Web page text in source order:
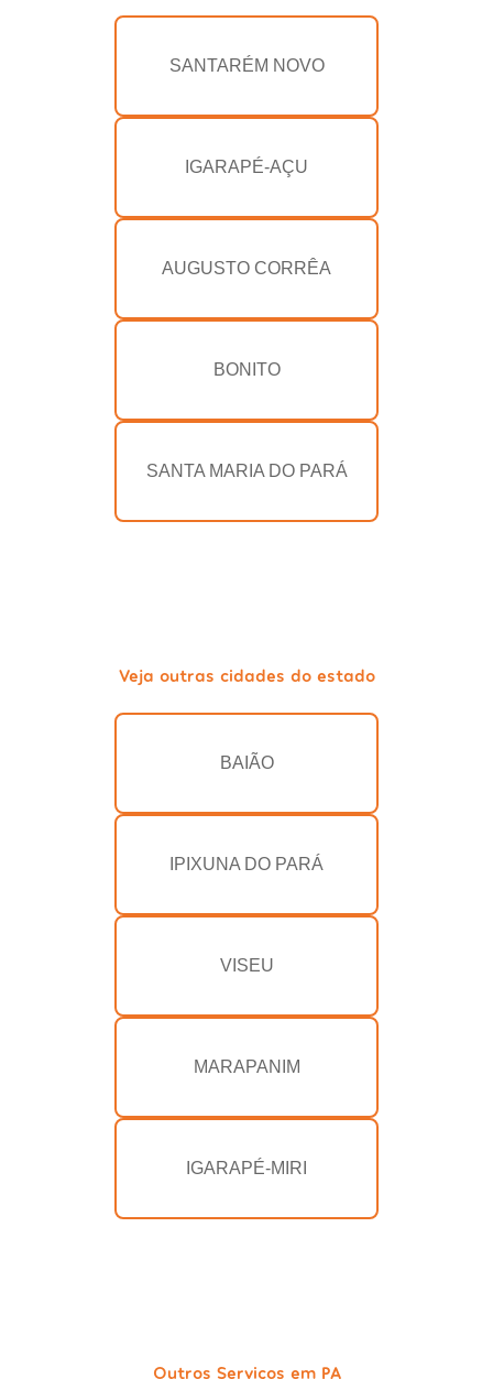
SANTARÉM NOVO
IGARAPÉ-AÇU
AUGUSTO CORRÊA
BONITO
SANTA MARIA DO PARÁ
Veja outras cidades do estado
BAIÃO
IPIXUNA DO PARÁ
VISEU
MARAPANIM
IGARAPÉ-MIRI
Outros Serviços em PA